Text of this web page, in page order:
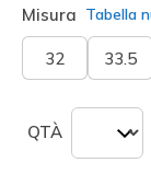
Misura Tabella
32 33.5
QTÀ